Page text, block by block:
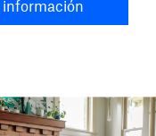
información